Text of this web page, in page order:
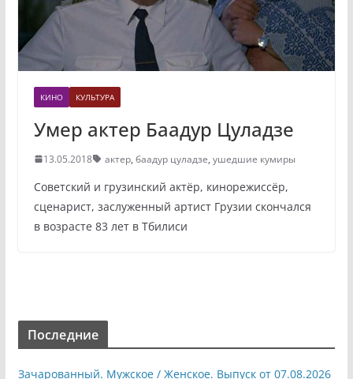
КИНО КУЛЬТУРА
Умер актер Баадур Цуладзе
13.05.2018 актер, баадур цуладзе, ушедшие кумиры
Советский и грузинский актёр, кинорежиссёр,
сценарист, заслуженный артист Грузии скончался
в возрасте 83 лет в Тбилиси
Последние
Зачарованный. Мужское / Женское. Выпуск от 07.08.2026